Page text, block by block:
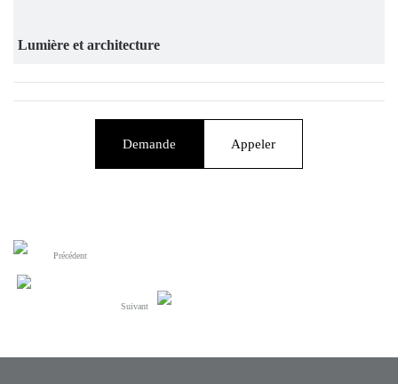
Lumière et architecture
Demande Appeler
Précédent
Suivant